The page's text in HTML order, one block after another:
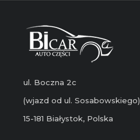
ul. Boczna 2c
(wjazd od ul. Sosabowskiego)
15-181 Białystok, Polska